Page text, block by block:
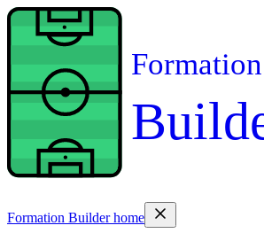
Formation
Formation Builder home